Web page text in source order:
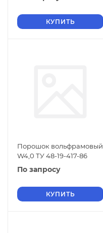
КУПИТЬ
Порошок вольфрамовый
W4,0 ТУ 48-19-417-86
По запросу
КУПИТЬ